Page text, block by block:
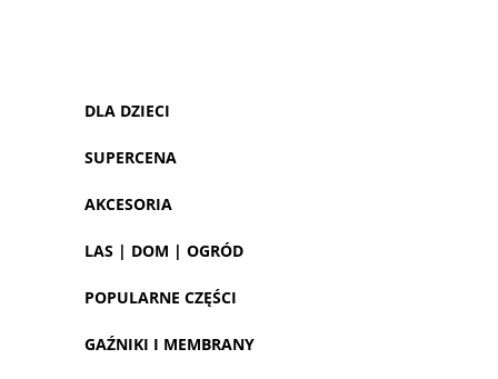
DLA DZIECI
SUPERCENA
AKCESORIA
LAS | DOM | OGRÓD
POPULARNE CZĘŚCI
GAŹNIKI I MEMBRANY